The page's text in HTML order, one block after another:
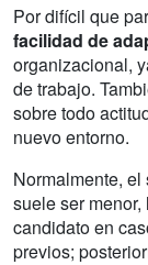
Por difícil que
facilidad de
organizacional,
de trabajo.
sobre todo
nuevo entorno.
Normalmente,
suele ser
candidato en
previos;